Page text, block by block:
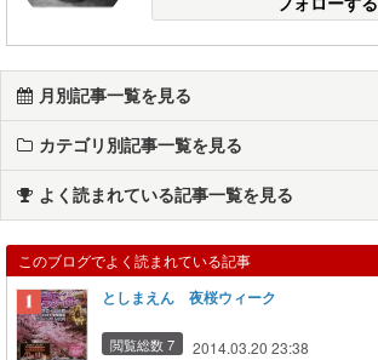
月別記事一覧を見る
カテゴリ別記事一覧を見る
よく読まれている記事一覧を見る
このブログでよく読まれている記事
としまえん 夜桜ウィーク
閲覧総数 7 2014.03.20 23:38